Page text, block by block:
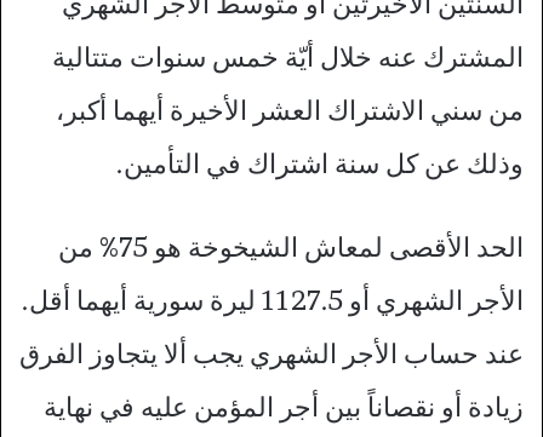
المشترك عنه خلال أيّة خمس سنوات متتالية
من سني الاشتراك العشر الأخيرة أيهما أكبر،
وذلك عن كل سنة اشتراك في التأمين.
الحد الأقصى لمعاش الشيخوخة هو 75% من
الأجر الشهري أو 1127.5 ليرة سورية أيهما أقل.
عند حساب الأجر الشهري يجب ألا يتجاوز الفرق
زيادة أو نقصاناً بين أجر المؤمن عليه في نهاية